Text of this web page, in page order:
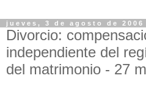
jueves, 3 de agosto de 2006
Divorcio:
independiente del
del matrimonio - 27